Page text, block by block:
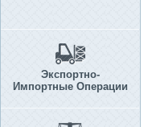
Экспортно-
Импортные Операции